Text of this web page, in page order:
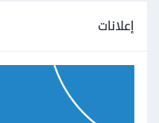
إعلانات